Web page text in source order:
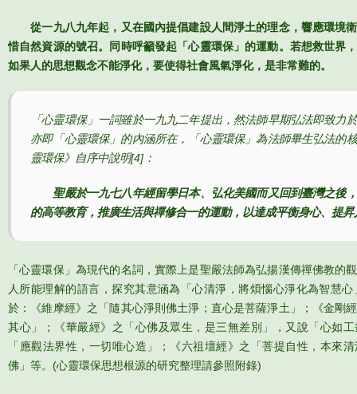
從一九八九年起，又在國內提倡建設人間淨土的理念，響應環境
惜自然資源的號召。同時呼籲發起「心靈環保」的運動。若想救世界
如果人的思想觀念不能淨化，要使得社會風氣淨化，是非常難的。
「心靈環保」一詞雖於一九九二年提出，然法師早期弘法即致力
亦即「心靈環保」的內涵所在，「心靈環保」為法師畢生弘法的
靈環保》自序中說明[4] ：
聖嚴於一九七八年經留學日本、弘化美國而又回到臺灣之後
的高等教育，推廣生活與禪修合一的運動，以達成平衡身心、提
「心靈環保」為現代的名詞，實際上是聖嚴法師為弘揚漢傳禪佛教的
人所能理解的語言，探究其意涵為「心清淨，將煩惱心淨化為智慧心
於：《維摩經》之「隨其心淨則佛土淨；直心是菩薩淨土」；《金剛
其心」；《華嚴經》之「心佛及眾生，是三無差別」，又說「心如
「應觀法界性，一切唯心造」；《六祖壇經》之「菩提自性，本來
佛」等。(心靈環保思想根源的研究整理請參照附錄)